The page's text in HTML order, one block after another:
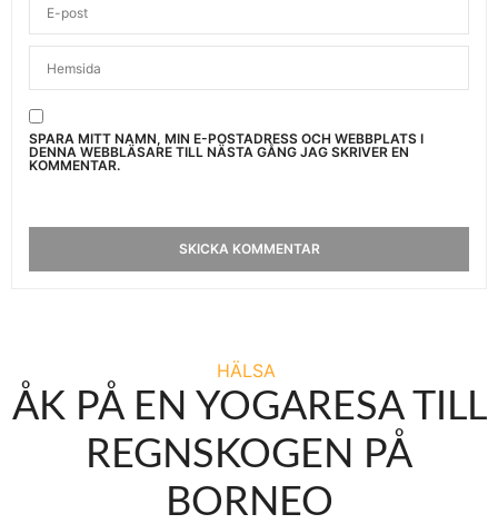
SPARA MITT NAMN, MIN E-POSTADRESS OCH WEBBPLATS I
DENNA WEBBLÄSARE TILL NÄSTA GÅNG JAG SKRIVER EN
KOMMENTAR.
HÄLSA
ÅK PÅ EN YOGARESA TILL
REGNSKOGEN PÅ
BORNEO